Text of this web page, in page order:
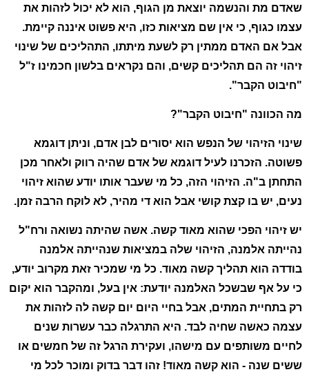
שאדם מת והנשמה יוצאת מן הגוף, הוא לא יכול לזהות את
עצמו כגוף, כי אין שם מציאות כזו, היא פשוט איננה קיימת.
אבל אם האדם ממתין רק לשעת מיתתו, התהליכים של שינוי
זיהוי זה הם תהליכים קשים, והם נקראים בלשון חכמינו ז"ל
"חיבוט הקבר".
מה הכוונה "חיבוט הקבר"?
שינוי הזיהוי של הנפש הוא יסורים לבן אדם, וניתן דוגמא
פשוטה. הזכרנו לעיל דוגמא של אדם שהיה רווק ולאחר מכן
התחתן ב"ה. הזיהוי הזה, כל מי שעבר אותו יודע שהוא זיהוי
נעים, יש בו קצת קושי אבל הוא די מהיר, לא לוקח הרבה זמן.
יש זיהוי הפכי שהוא מאוד קשה. אשה שהיתה נשואה ורח"ל
נהייתה אלמנה, הזיהוי שלה במציאות שנהייתה אלמנה
בודדה הוא תהליך קשה מאוד. כל מי שמכיר זאת מקרוב יודע,
כי על אף שבשכל האלמנה יודעת: אין בעל, ומהקבר הוא יקום
רק בתחיית המתים, אבל בחיי היום יום קשה לה לזהות את
עצמה כאשה שחיה לבד. היא התרגלה כבר עשרות שנים
לחיים משותפים עם מישהו, ועקירת הרגל זה של חמשים או
ששים שנה - הוא קשה מאוד! זהו דבר בדוק ומוכר לכל מי